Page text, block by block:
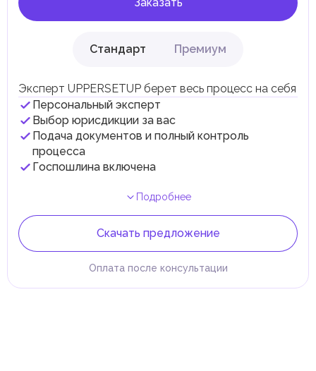
Стандарт Премиум
Эксперт UPPERSETUP берет весь процесс на себя
Персональный эксперт
Выбор юрисдикции за вас
Подача документов и полный контроль
процесса
Госпошлина включена
Подробнее
Скачать предложение
Оплата после консультации